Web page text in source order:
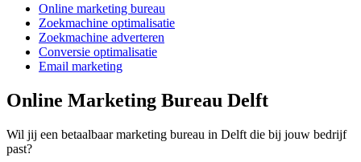
Online marketing bureau
Zoekmachine optimalisatie
Zoekmachine adverteren
Conversie optimalisatie
Email marketing
Online Marketing Bureau Delft
Wil jij een betaalbaar marketing bureau in Delft die bij jouw bedrijf
past?